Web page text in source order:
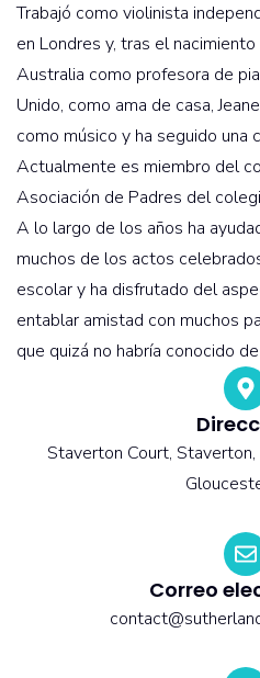
Trabajó como violinista
en Londres y, tras el
Australia como profesora de
Unido, como ama de casa,
como músico y ha seguido una
Actualmente es miembro del
Asociación de Padres del
A lo largo de los años ha
muchos de los actos
escolar y ha disfrutado del
entablar amistad con muchos
que quizá no habría conocido
Staverton Court,
Correo